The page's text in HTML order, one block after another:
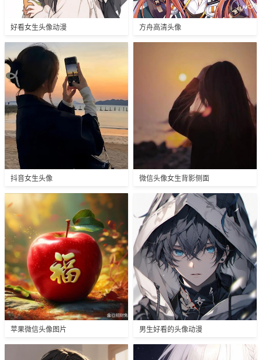
好看女生头像动漫 方舟高清头像
抖音女生头像 微信头像女生背影侧面
苹果微信头像图片 男生好看的头像动漫